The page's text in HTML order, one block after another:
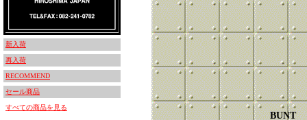
新入荷
再入荷
RECOMMEND
セール商品
すべての商品を見る
BUNT